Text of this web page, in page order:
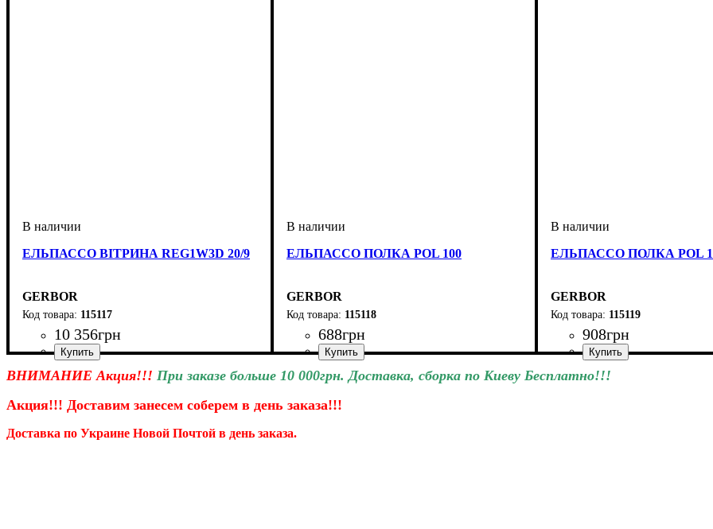
ЕЛЬПАССО ВІТРИНА REG1W3D 20/9
GERBOR
115117
10 356грн
ЕЛЬПАССО ПОЛКА POL 100
GERBOR
115118
688грн
ЕЛЬПАССО ПОЛКА POL
GERBOR
115119
908грн
ВНИМАНИЕ Акция!!! При заказе больше 10 000грн. Доставка, сборка по Киеву Бесплатно!!!
Акция!!! Доставим занесем соберем в день заказа!!!
Доставка по Украине Новой Почтой в день заказа.